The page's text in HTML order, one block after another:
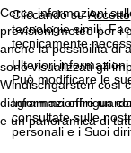
Cliccando suAccetto
tecnologie simili.
tecnicamente
Ulteriori
Può modificare le
Informazioni
consultate sulle
personali e i Suoi
e
p
a
g
Cerca informazioni
previsioni meteo per i
anche la possibilità di
sono visualizzati gli
Windischgarsten così
diagramma offre un
e un panoramica di